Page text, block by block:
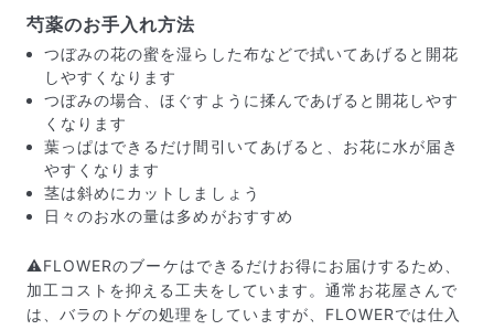
写真と同じものが届く？
芍薬のお手入れ方法
つぼみの花の蜜を湿らした布などで拭いてあげると開花
しやすくなります
つぼみの場合、ほぐすように揉んであげると開花しやす
くなります
葉っぱはできるだけ間引いてあげると、お花に水が届き
やすくなります
茎は斜めにカットしましょう
日々のお水の量は多めがおすすめ
⚠️FLOWERのブーケはできるだけお得にお届けするため、
加工コストを抑える工夫をしています。通常お花屋さんで
は、バラのトゲの処理をしていますが、FLOWERでは仕入